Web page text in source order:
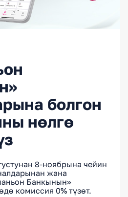
болгон
нөлгө
8-ноябрына чейин
жана
Банкынын»
комиссия 0% түзөт.